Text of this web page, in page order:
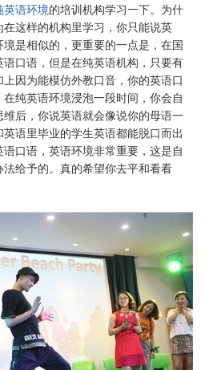
英语环境的培训机构学习一下。为什
这样的机构里学习，你只能说英
是相似的，更重要的一点是，在国
口语，但是在纯英语机构，只要有
因为能模仿外教口音，你的英语口
纯英语环境浸泡一段时间，你会自
后，你说英语就会像说你的母语一
语里毕业的学生英语都能脱口而出
口语，英语环境非常重要，这是自
给予的。真的希望你去平和看看